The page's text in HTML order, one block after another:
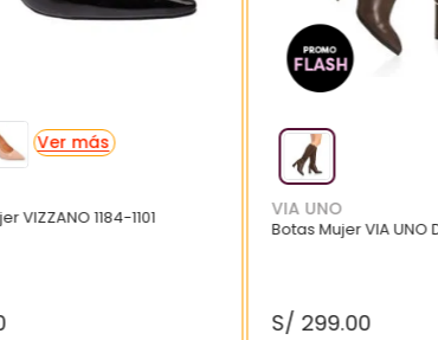
VIZZANO 1184-1101 VIA UNO
Botas Mujer VIA UNO
S/ 299.00